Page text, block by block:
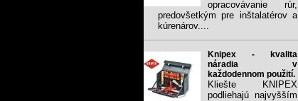
opracovávanie rúr,
predovšetkým pre inštalatérov a
kúrenárov....
Knipex - kvalita
náradia v
každodennom použití.
Kliešte KNIPEX
podliehajú najvyšším